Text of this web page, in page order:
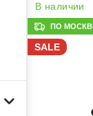
Разработка:
Цвета
Цвет в
В наличии
ПО
SALE